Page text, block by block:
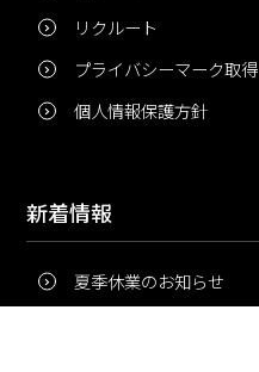
リクルート
プライバシーマーク取得
個人情報保護方針
新着情報
夏季休業のお知らせ